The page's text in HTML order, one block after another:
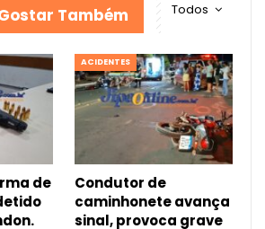
Todos
Também
de
ACIDENTES
Condutor de
caminhonete avança
sinal, provoca grave